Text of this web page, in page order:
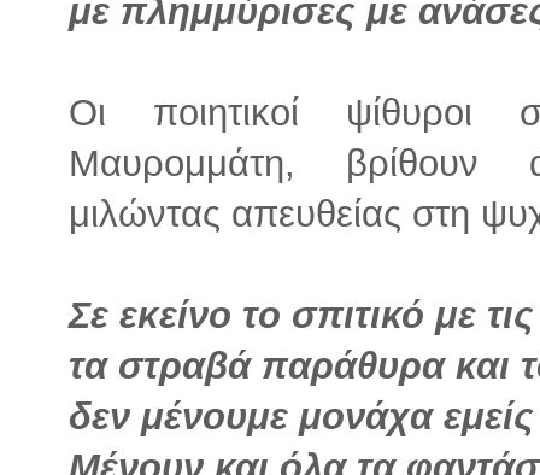
με πλημμύρισες με
Οι ποιητικοί
Μαυρομμάτη, βρίθουν
μιλώντας απευθείας στη
Σε εκείνο το σπιτικό με
τα στραβά παράθυρα και
δεν μένουμε μονάχα
Μένουν και όλα τα